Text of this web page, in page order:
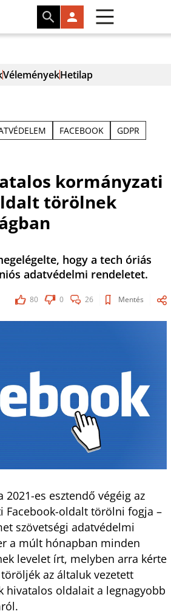
VéleményekHetilap
FACEBOOK
GDPR
kormányzati
törölnek
hogy a tech óriás
adatvédelmi rendeletet.
80 0 26 Mentés
es esztendő végéig az
Facebook-oldalt törölni fogja –
szövetségi adatvédelmi
a múlt hónapban minden
levelet írt, melyben arra kérte
az általuk vezetett
hivatalos oldalait a legnagyobb